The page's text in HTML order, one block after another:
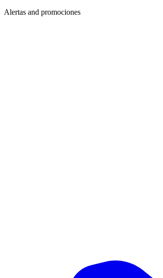
Alertas and promociones